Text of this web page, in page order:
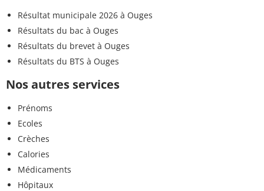
Résultat municipale 2026 à Ouges
Résultats du bac à Ouges
Résultats du brevet à Ouges
Résultats du BTS à Ouges
Nos autres services
Prénoms
Ecoles
Crèches
Calories
Médicaments
Hôpitaux